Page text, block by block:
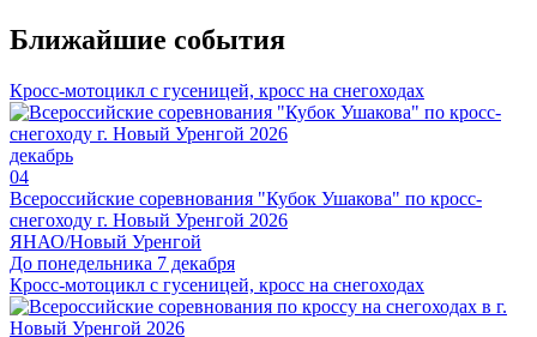
Ближайшие события
Кросс-мотоцикл с гусеницей, кросс на снегоходах
декабрь
04
Всероссийские соревнования "Кубок Ушакова" по кросс-
снегоходу г. Новый Уренгой 2026
ЯНАО/Новый Уренгой
До понедельника 7 декабря
Кросс-мотоцикл с гусеницей, кросс на снегоходах